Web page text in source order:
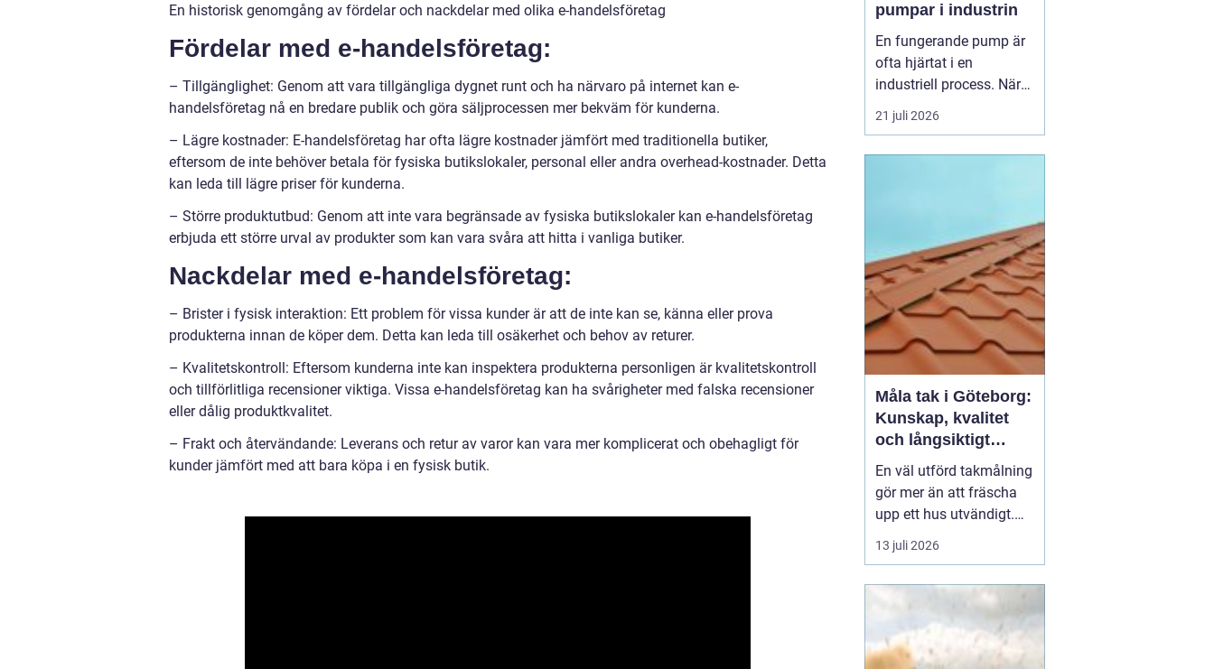
En historisk genomgång av fördelar och nackdelar med olika e-handelsföretag
Fördelar med e-handelsföretag:
– Tillgänglighet: Genom att vara tillgängliga dygnet runt och ha närvaro på internet kan e-
handelsföretag nå en bredare publik och göra säljprocessen mer bekväm för kunderna.
– Lägre kostnader: E-handelsföretag har ofta lägre kostnader jämfört med traditionella butiker,
eftersom de inte behöver betala för fysiska butikslokaler, personal eller andra overhead-kostnader. Detta
kan leda till lägre priser för kunderna.
– Större produktutbud: Genom att inte vara begränsade av fysiska butikslokaler kan e-handelsföretag
erbjuda ett större urval av produkter som kan vara svåra att hitta i vanliga butiker.
Nackdelar med e-handelsföretag:
– Brister i fysisk interaktion: Ett problem för vissa kunder är att de inte kan se, känna eller prova
produkterna innan de köper dem. Detta kan leda till osäkerhet och behov av returer.
– Kvalitetskontroll: Eftersom kunderna inte kan inspektera produkterna personligen är kvalitetskontroll
och tillförlitliga recensioner viktiga. Vissa e-handelsföretag kan ha svårigheter med falska recensioner
eller dålig produktkvalitet.
– Frakt och återvändande: Leverans och retur av varor kan vara mer komplicerat och obehagligt för
kunder jämfört med att bara köpa i en fysisk butik.
pumpar i industrin
En fungerande pump är
ofta hjärtat i en
industriell process. När
pumpen stannar, stannar
produktionen. Därför
21 juli 2026
Måla tak i Göteborg:
Kunskap, kvalitet
och långsiktigt
skydd vid
takmålning i
Göteborg
En väl utförd takmålning
gör mer än att fräscha
upp ett hus utvändigt.
Den förlänger takets
livslängd, skyddar mot
spara stora pengar på
sikt. I en kuststad som
Göteb...
13 juli 2026